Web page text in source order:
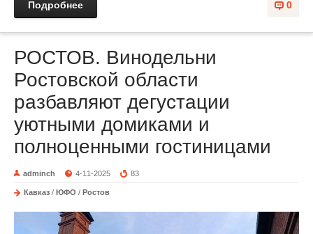
0
Подробнее
РОСТОВ. Винодельни
Ростовской области
разбавляют дегустации
уютными домиками и
полноценными гостиницами
adminch 4-11-2025 83
Кавказ / ЮФО / Ростов